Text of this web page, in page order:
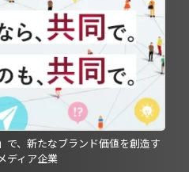
で、新たなブランド価値を創造す
ディア企業